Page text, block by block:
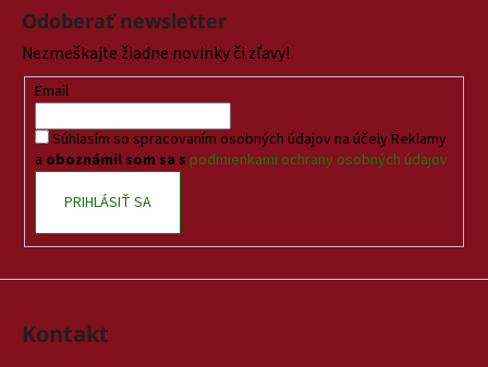
Odoberať newsletter
Nezmeškajte žiadne novinky či zľavy!
Email
Súhlasím so spracovaním osobných údajov na účely Reklamy
a oboznámil som sa s podmienkami ochrany osobných údajov
PRIHLÁSIŤ SA
Kontakt